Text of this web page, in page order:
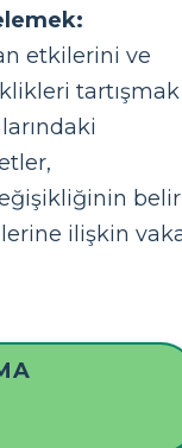
etkilerini ve
tartışmak
ilişkin